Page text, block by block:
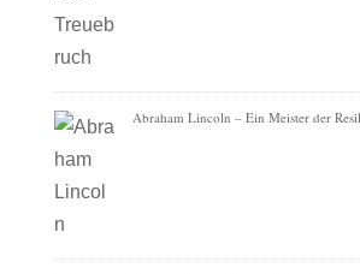
Abraham Lincoln – Ein Meister der